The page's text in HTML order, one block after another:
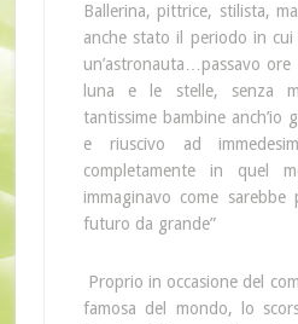
Ballerina, pittrice, stilista,
anche stato il periodo in
un’astronauta…passavo
luna e le stelle, senza
tantissime bambine anch’io
e riuscivo ad
completamente in quel
immaginavo come
futuro da grande”
Proprio in occasione del
famosa del mondo, lo